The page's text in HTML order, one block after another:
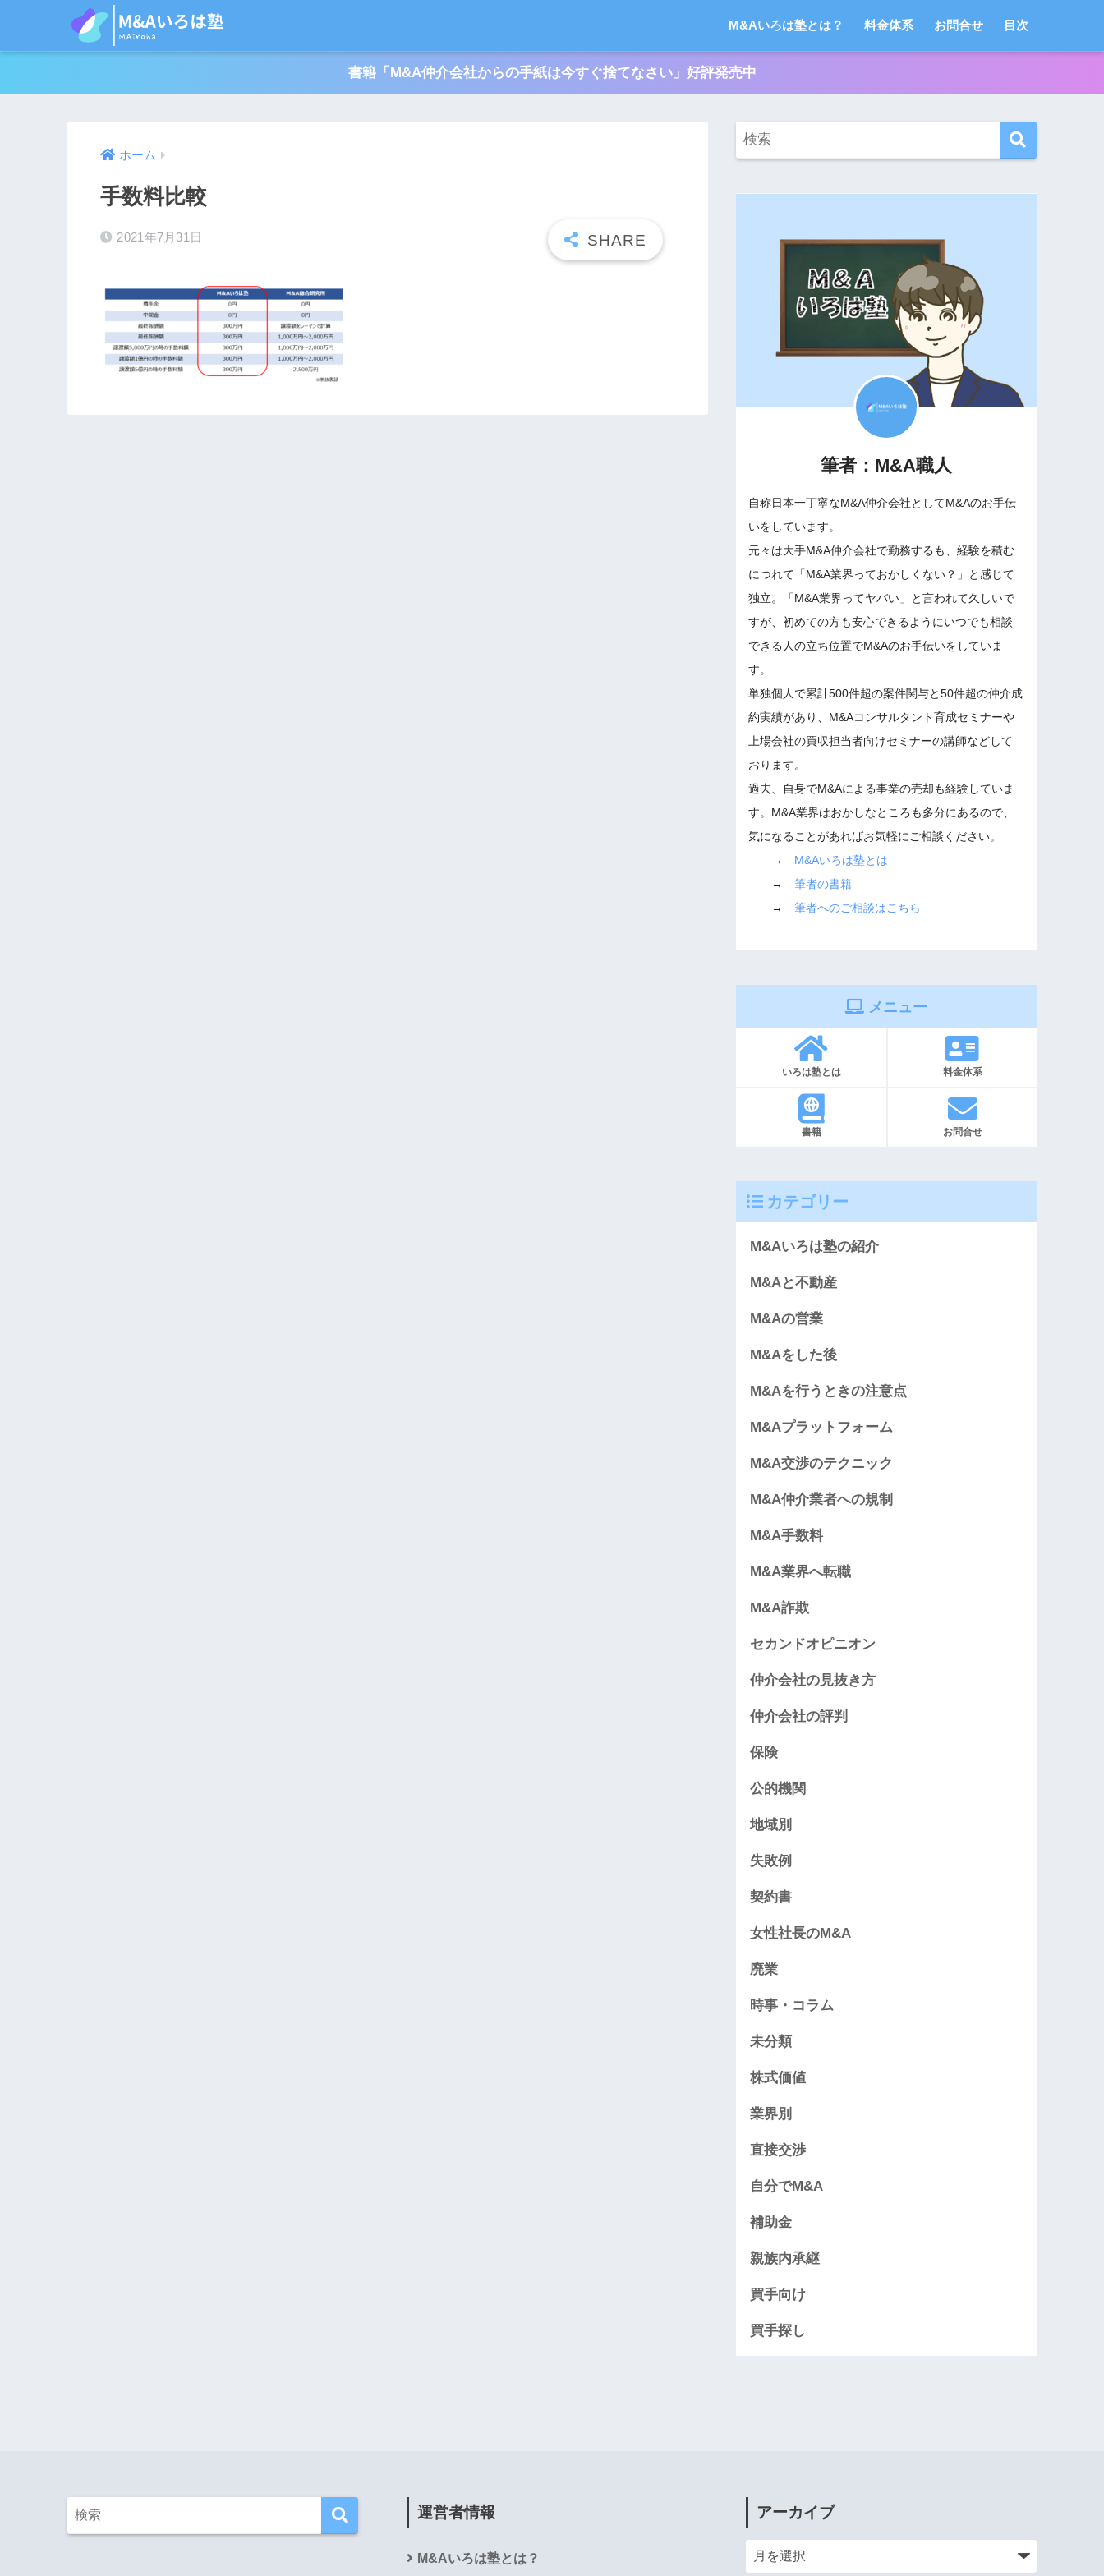
M&Aいろは塾とは？ 料金体系 お問合せ 目次
書籍「M&A仲介会社からの手紙は今すぐ捨てなさい」好評発売中
ホーム
手数料比較
2021年7月31日
筆者：M&A職人
自称日本一丁寧なM&A仲介会社としてM&Aのお手伝
いをしています。
元々は大手M&A仲介会社で勤務するも、経験を積む
につれて「M&A業界っておかしくない？」と感じて
独立。「M&A業界ってヤバい」と言われて久しいで
すが、初めての方も安心できるようにいつでも相談
できる人の立ち位置でM&Aのお手伝いをしていま
す。
単独個人で累計500件超の案件関与と50件超の仲介成
約実績があり、M&Aコンサルタント育成セミナーや
上場会社の買収担当者向けセミナーの講師などして
おります。
過去、自身でM&Aによる事業の売却も経験していま
す。M&A業界はおかしなところも多分にあるので、
気になることがあればお気軽にご相談ください。
→ M&Aいろは塾とは
→筆者の書籍
→筆者へのご相談はこちら
メニュー
いろは塾とは 料金体系
書籍 お問合せ
カテゴリー
M&Aいろは塾の紹介
M&Aと不動産
M&Aの営業
M&Aをした後
M&Aを行うときの注意点
M&Aプラットフォーム
M&A交渉のテクニック
M&A仲介業者への規制
M&A手数料
M&A業界へ転職
M&A詐欺
セカンドオピニオン
仲介会社の見抜き方
仲介会社の評判
保険
公的機関
地域別
失敗例
契約書
女性社長のM&A
廃業
時事・コラム
未分類
株式価値
業界別
直接交渉
自分でM&A
補助金
親族内承継
買手向け
買手探し
運営者情報
M&Aいろは塾とは？
アーカイブ